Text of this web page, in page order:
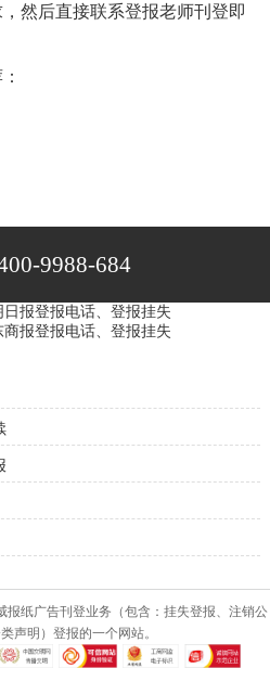
然后直接联系登报老师刊登即
9988-684
报登报电话、登报挂失
报登报电话、登报挂失
报纸广告刊登业务（包含：挂失登报、注销公
声明）登报的一个网站。